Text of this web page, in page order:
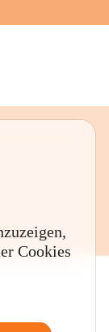
Cookies